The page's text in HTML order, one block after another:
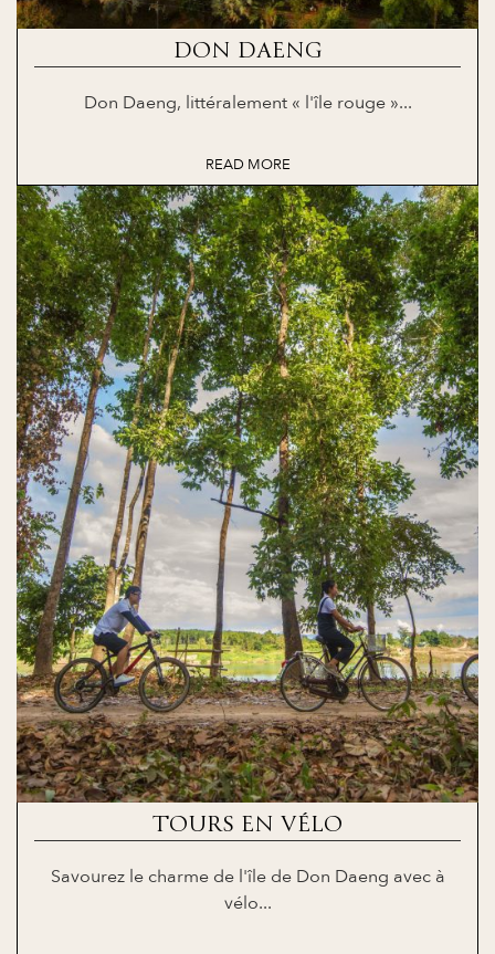
DON DAENG
Don Daeng, littéralement « l'île rouge »...
READ MORE
TOURS EN VÉLO
Savourez le charme de l'île de Don Daeng avec à
vélo...